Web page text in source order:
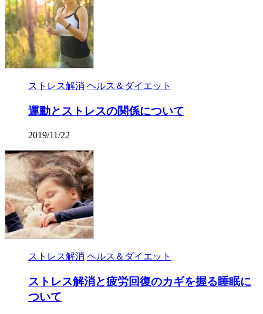
ストレス解消 ヘルス＆ダイエット
運動とストレスの関係について
2019/11/22
ストレス解消 ヘルス＆ダイエット
ストレス解消と疲労回復のカギを握る睡眠に
ついて